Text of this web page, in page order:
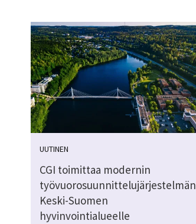
UUTINEN
CGI toimittaa modernin
työvuorosuunnittelujärjestelmän
Keski-Suomen
hyvinvointialueelle